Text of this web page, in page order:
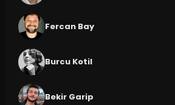
Fercan Bay
Burcu Kotil
Bekir Garip